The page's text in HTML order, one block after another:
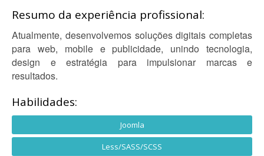
Resumo da experiência profissional:
Atualmente, desenvolvemos soluções digitais completas
para web, mobile e publicidade, unindo tecnologia,
design e estratégia para impulsionar marcas e
resultados.
Habilidades:
Joomla
Less/SASS/SCSS